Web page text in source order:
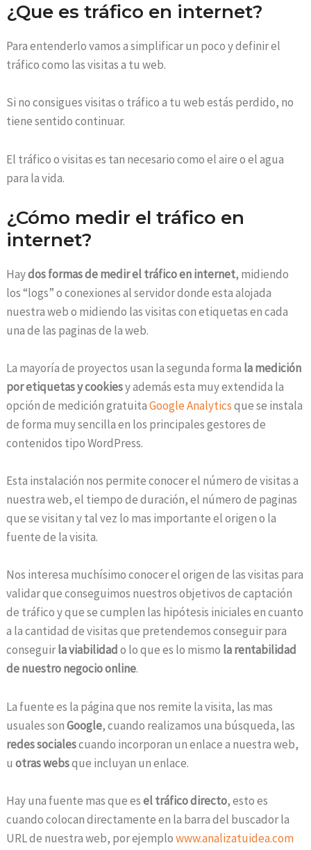
¿Que es tráfico en internet?
Para entenderlo vamos a simplificar un poco y definir el
tráfico como las visitas a tu web.
Si no consigues visitas o tráfico a tu web estás perdido, no
tiene sentido continuar.
El tráfico o visitas es tan necesario como el aire o el agua
para la vida.
¿Cómo medir el tráfico en
internet?
Haydos formas de medir el tráfico en internet, midiendo
los “logs” o conexiones al servidor donde esta alojada
nuestra web o midiendo las visitas con etiquetas en cada
una de las paginas de la web.
La mayoría de proyectos usan la segunda forma la medición
por etiquetas y cookiesy además esta muy extendida la
opción de medición gratuitaGoogle Analyticsque se instala
de forma muy sencilla en los principales gestores de
contenidos tipo WordPress.
Esta instalación nos permite conocer el número de visitas a
nuestra web, el tiempo de duración, el número de paginas
que se visitan y tal vez lo mas importante el origen o la
fuente de la visita.
Nos interesa muchísimo conocer el origen de las visitas para
validar que conseguimos nuestros objetivos de captación
de tráfico y que se cumplen las hipótesis iniciales en cuanto
a la cantidad de visitas que pretendemos conseguir para
conseguirla viabilidado lo que es lo mismo la rentabilidad
de nuestro negocio online.
La fuente es la página que nos remite la visita, las mas
usuales sonGoogle, cuando realizamos una búsqueda, las
redes socialescuando incorporan un enlace a nuestra web,
uotras websque incluyan un enlace.
Hay una fuente mas que esel tráfico directo, esto es
cuando colocan directamente en la barra del buscador la
URL de nuestra web, por ejemplowww.analizatuidea.com